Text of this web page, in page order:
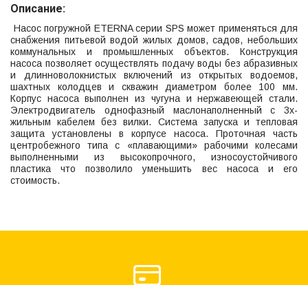
Описание:
Насос погружной ETERNA серии SPS может применяться для
снабжения питьевой водой жилых домов, садов, небольших
коммунальных и промышленных объектов. Конструкция
насоса позволяет осуществлять подачу воды без абразивных
и длинноволокнистых включений из открытых водоемов,
шахтных колодцев и скважин диаметром более 100 мм.
Корпус насоса выполнен из чугуна и нержавеющей стали.
Электродвигатель однофазный маслонаполненный с 3х-
жильным кабелем без вилки. Система запуска и тепловая
защита установлены в корпусе насоса. Проточная часть
центробежного типа с «плавающими» рабочими колесами
выполненными из высокопрочного, износоустойчивого
пластика что позволило уменьшить вес насоса и его
стоимость.